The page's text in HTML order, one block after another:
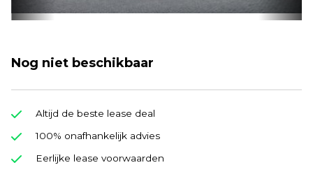
Nog niet beschikbaar
Altijd de beste lease deal
100% onafhankelijk advies
Eerlijke lease voorwaarden